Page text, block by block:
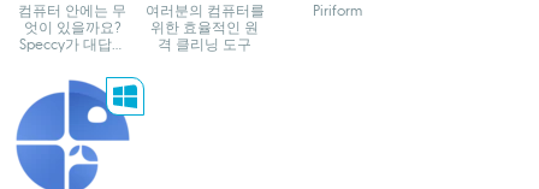
컴퓨터 안에는 무
엇이 있을까요?
Speccy가 대답해
여러분의 컴퓨터를
위한 효율적인 원
격 클리닝 도구
Piriform